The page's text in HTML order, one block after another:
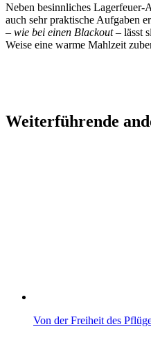
Neben besinnliches
auch sehr praktische Aufgaben
– wie bei einen Blackout– lässt
Weise eine warme Mahlzeit
Weiterführende
Von der Freiheit des